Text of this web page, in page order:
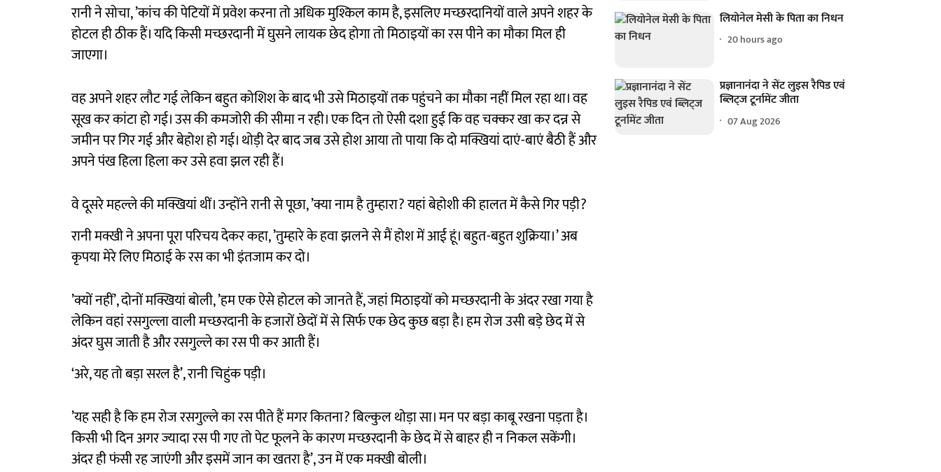
रानी ने सोचा, ’कांच की पेटियों में प्रवेश करना तो अधिक मुश्किल काम है, इसलिए मच्छरदानियों वाले अपने शहर के
होटल ही ठीक हैं। यदि किसी मच्छरदानी में घुसने लायक छेद होगा तो मिठाइयों का रस पीने का मौका मिल ही
जाएगा।
वह अपने शहर लौट गई लेकिन बहुत कोशिश के बाद भी उसे मिठाइयों तक पहुंचने का मौका नहीं मिल रहा था। वह
सूख कर कांटा हो गई। उस की कमजोरी की सीमा न रही। एक दिन तो ऐसी दशा हुई कि वह चक्कर खा कर दन्न से
जमीन पर गिर गई और बेहोश हो गई। थोड़ी देर बाद जब उसे होश आया तो पाया कि दो मक्खियां दाएं-बाएं बैठी हैं और
अपने पंख हिला हिला कर उसे हवा झल रही हैं।
वे दूसरे महल्ले की मक्खियां थीं। उन्होंने रानी से पूछा, ’क्या नाम है तुम्हारा? यहां बेहोशी की हालत में कैसे गिर पड़ी?
रानी मक्खी ने अपना पूरा परिचय देकर कहा, ’तुम्हारे के हवा झलने से मैं होश में आई हूं। बहुत-बहुत शुक्रिया।’ अब
कृपया मेरे लिए मिठाई के रस का भी इंतजाम कर दो।
’क्यों नहीं’, दोनों मक्खियां बोली, ’हम एक ऐसे होटल को जानते हैं, जहां मिठाइयों को मच्छरदानी के अंदर रखा गया है
लेकिन वहां रसगुल्ला वाली मच्छरदानी के हजारों छेदों में से सिर्फ एक छेद कुछ बड़ा है। हम रोज उसी बड़े छेद में से
अंदर घुस जाती है और रसगुल्ले का रस पी कर आती हैं।
‘अरे, यह तो बड़ा सरल है’, रानी चिहुंक पड़ी।
’यह सही है कि हम रोज रसगुल्ले का रस पीते हैं मगर कितना? बिल्कुल थोड़ा सा। मन पर बड़ा काबू रखना पड़ता है।
किसी भी दिन अगर ज्यादा रस पी गए तो पेट फूलने के कारण मच्छरदानी के छेद में से बाहर ही न निकल सकेंगी।
अंदर ही फंसी रह जाएंगी और इसमें जान का खतरा है’, उन में एक मक्खी बोली।
लियोनेल मेसी के पिता का निधन
20 hours ago
प्रज्ञानानंदा ने सेंट लुइस रैपिड एवं
ब्लिट्ज टूर्नामेंट जीता
07 Aug 2026